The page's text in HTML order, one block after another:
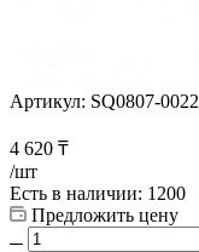
Артикул: SQ0807-0022
4 620 ₸
/шт
Есть в наличии: 1200
Предложить цену